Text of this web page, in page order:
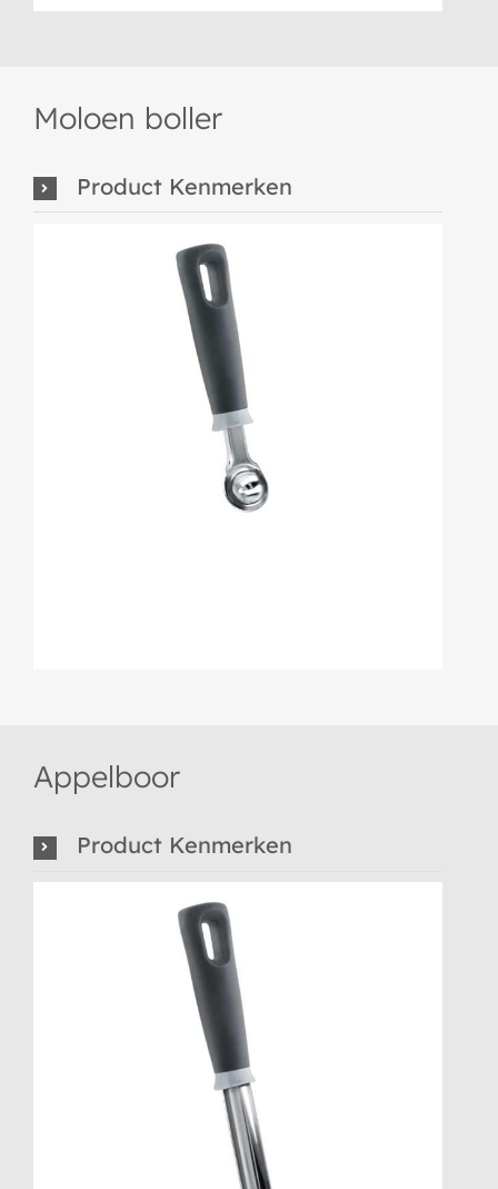
Moloen boller
Product Kenmerken
Appelboor
Product Kenmerken